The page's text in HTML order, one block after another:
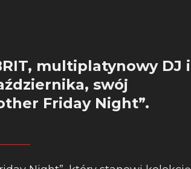
multiplatynowy DJ i
swój
Friday Night”.